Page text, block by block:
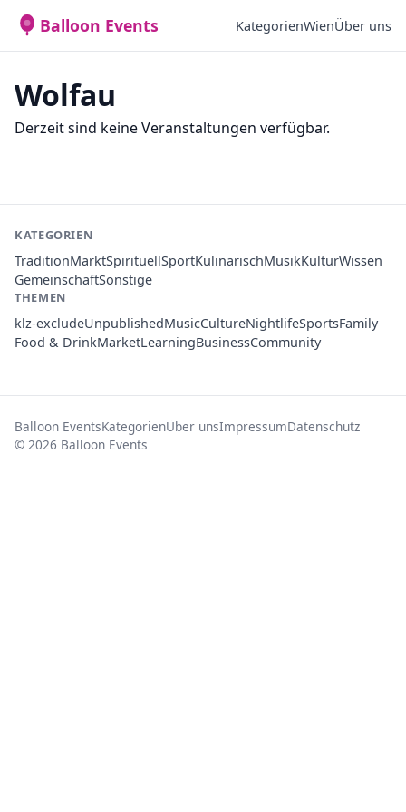
Balloon Events KategorienWienÜber uns
Wolfau
Derzeit sind keine Veranstaltungen verfügbar.
KATEGORIEN
TraditionMarktSpirituellSportKulinarischMusikKulturWissen
GemeinschaftSonstige
THEMEN
klz-excludeUnpublishedMusicCultureNightlifeSportsFamily
Food & DrinkMarketLearningBusinessCommunity
Balloon EventsKategorienÜber unsImpressumDatenschutz
© 2026 Balloon Events